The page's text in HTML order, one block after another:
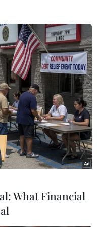
diễn
#Kinh điển
What Financial